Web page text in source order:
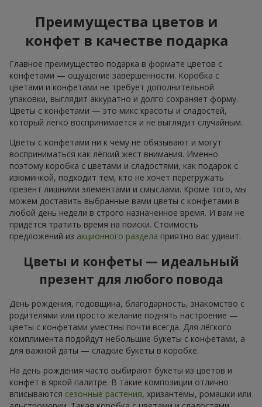
Преимущества цветов и
конфет в качестве подарка
Главное преимущество подарка в формате цветов с
конфетами — ощущение завершённости. Коробка с
цветами и конфетами не требует дополнительной
упаковки, выглядит аккуратно и долго сохраняет форму.
Цветы с конфетами — это микс красоты и сладостей,
который легко воспринимается и не выглядит случайным.
Цветы с конфетами ни к чему не обязывают и могут
восприниматься как лёгкий жест внимания. Именно
поэтому коробка с цветами и сладостями, как подарок с
изюминкой, подходит тем, кто не хочет перегружать
презент лишними элементами и смыслами. Кроме того, мы
можем доставить выбранные вами цветы с конфетами в
любой день недели в строго назначенное время. И вам не
придётся тратить время на поиски. Стоимость
предложений из акционного раздела приятно вас удивит.
Цветы и конфеты — идеальный
презент для любого повода
День рождения, годовщина, благодарность, знакомство с
родителями или просто желание поднять настроение —
цветы с конфетами уместны почти всегда. Для лёгкого
комплимента подойдут небольшие букеты с конфетами, а
для важной даты — сладкие букеты в коробке.
На день рождения часто выбирают букеты из цветов и
конфет в яркой палитре. В такие композиции отлично
вписываются сезонные растения, хризантемы, ромашки или